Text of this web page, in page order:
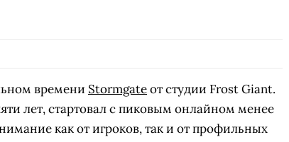
времени Stormgateот студии Frost Giant.
лет, стартовал с пиковым онлайном менее
как от игроков, так и от профильных